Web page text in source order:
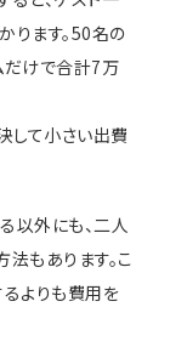
ます。50名の
だけで合計7万
して小さい出費
以外にも、二人
もあります。こ
よりも費用を